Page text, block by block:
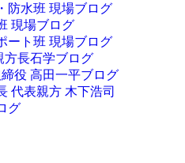
防水班 現場ブログ
現場ブログ
ート班 現場ブログ
方長石学ブログ
役 高田一平ブログ
代表親方 木下浩司
グ